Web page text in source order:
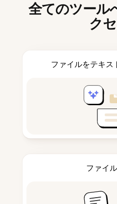
全てのツール
ク
ファイルをテキス
ファイ